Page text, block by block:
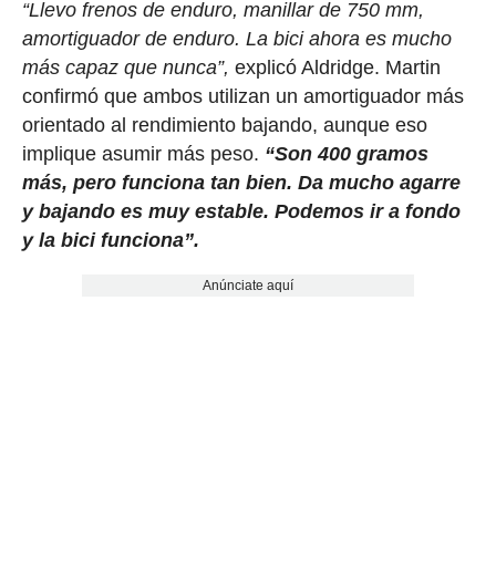
“Llevo frenos de enduro, manillar de 750 mm,
amortiguador de enduro. La bici ahora es mucho
más capaz que nunca”, explicó Aldridge. Martin
confirmó que ambos utilizan un amortiguador más
orientado al rendimiento bajando, aunque eso
implique asumir más peso. “Son 400 gramos
más, pero funciona tan bien. Da mucho agarre
y bajando es muy estable. Podemos ir a fondo
y la bici funciona”.
Anúnciate aquí